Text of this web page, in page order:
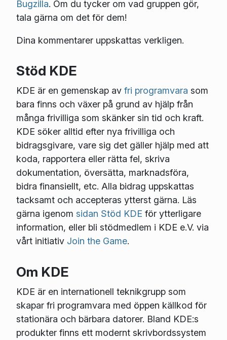
Bugzilla. Om du tycker om vad gruppen gör,
tala gärna om det för dem!
Dina kommentarer uppskattas verkligen.
Stöd KDE
KDE är en gemenskap av fri programvara som
bara finns och växer på grund av hjälp från
många frivilliga som skänker sin tid och kraft.
KDE söker alltid efter nya frivilliga och
bidragsgivare, vare sig det gäller hjälp med att
koda, rapportera eller rätta fel, skriva
dokumentation, översätta, marknadsföra,
bidra finansiellt, etc. Alla bidrag uppskattas
tacksamt och accepteras ytterst gärna. Läs
gärna igenom sidan Stöd KDE för ytterligare
information, eller bli stödmedlem i KDE e.V. via
vårt initiativ Join the Game.
Om KDE
KDE är en internationell teknikgrupp som
skapar fri programvara med öppen källkod för
stationära och bärbara datorer. Bland KDE:s
produkter finns ett modernt skrivbordssystem